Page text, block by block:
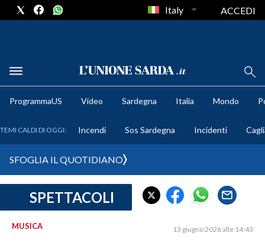
METEO
CRONACA SARDEGNA
Italy ACCEDI
ProgrammaUS Video Sardegna Italia Mondo
TEMI CALDI DI OGGI: Incendi Sos Sardegna Incidenti
SFOGLIA IL QUOTIDIANO
SPETTACOLI
MUSICA 13 giugno 2026 alle 14:43